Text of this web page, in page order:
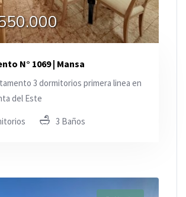
N° 1069 | Mansa
3 dormitorios primera linea en
del Este
3 Baños